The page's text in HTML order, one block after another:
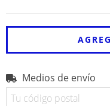
Entregas para el CP:
Medios de envío